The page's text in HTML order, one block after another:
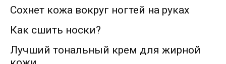
Сохнет кожа вокруг ногтей на руках
Как сшить носки?
Лучший тональный крем для жирной